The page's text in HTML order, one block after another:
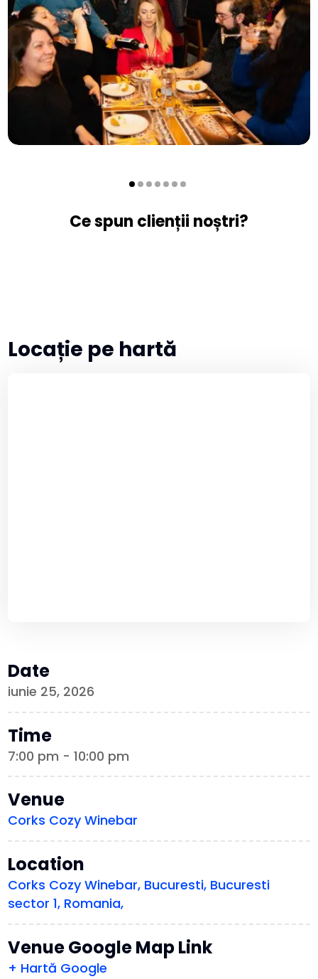
Ce spun clienții noștri?
Locație pe hartă
Date
iunie 25, 2026
Time
7:00 pm - 10:00 pm
Venue
Corks Cozy Winebar
Location
Corks Cozy Winebar, Bucuresti, Bucuresti
sector 1, Romania,
Venue Google Map Link
+ Hartă Google